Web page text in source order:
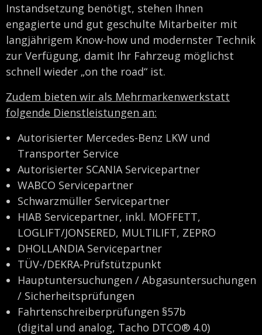
Instandsetzung benötigt, stehen Ihnen
engagierte und gut geschulte Mitarbeiter mit
langjährigem Know-how und modernster Technik
zur Verfügung, damit Ihr Fahrzeug möglichst
schnell wieder „on the road“ ist.
Zudem bieten wir als Mehrmarkenwerkstatt
folgende Dienstleistungen an:
Autorisierter Mercedes-Benz LKW und
Transporter Service
Autorisierter SCANIA Servicepartner
WABCO Servicepartner
Schwarzmüller Servicepartner
HIAB Servicepartner, inkl. MOFFETT,
LOGLIFT/JONSERED, MULTILIFT, ZEPRO
DHOLLANDIA Servicepartner
TÜV-/DEKRA-Prüfstützpunkt
Hauptuntersuchungen / Abgasuntersuchungen
/ Sicherheitsprüfungen
Fahrtenschreiberprüfungen §57b
(digital und analog, Tacho DTCO® 4.0)